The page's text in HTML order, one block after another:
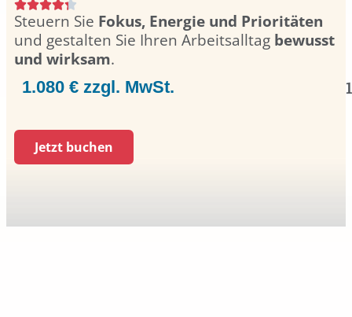
Steuern Sie Fokus, Energie und Prioritäten
und gestalten Sie Ihren Arbeitsalltag bewusst
und wirksam.
1.080 € zzgl. MwSt.
Jetzt buchen